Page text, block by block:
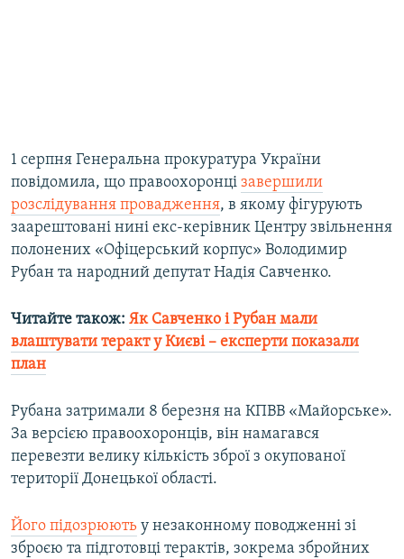
1 серпня Генеральна прокуратура України
повідомила, що правоохоронці завершили
розслідування провадження, в якому фігурують
заарештовані нині екс-керівник Центру звільнення
полонених «Офіцерський корпус» Володимир
Рубан та народний депутат Надія Савченко.
Читайте також: Як Савченко і Рубан мали
влаштувати теракт у Києві – експерти показали
план
Рубана затримали 8 березня на КПВВ «Майорське».
За версією правоохоронців, він намагався
перевезти велику кількість зброї з окупованої
території Донецької області.
Його підозрюють у незаконному поводженні зі
зброєю та підготовці терактів, зокрема збройних